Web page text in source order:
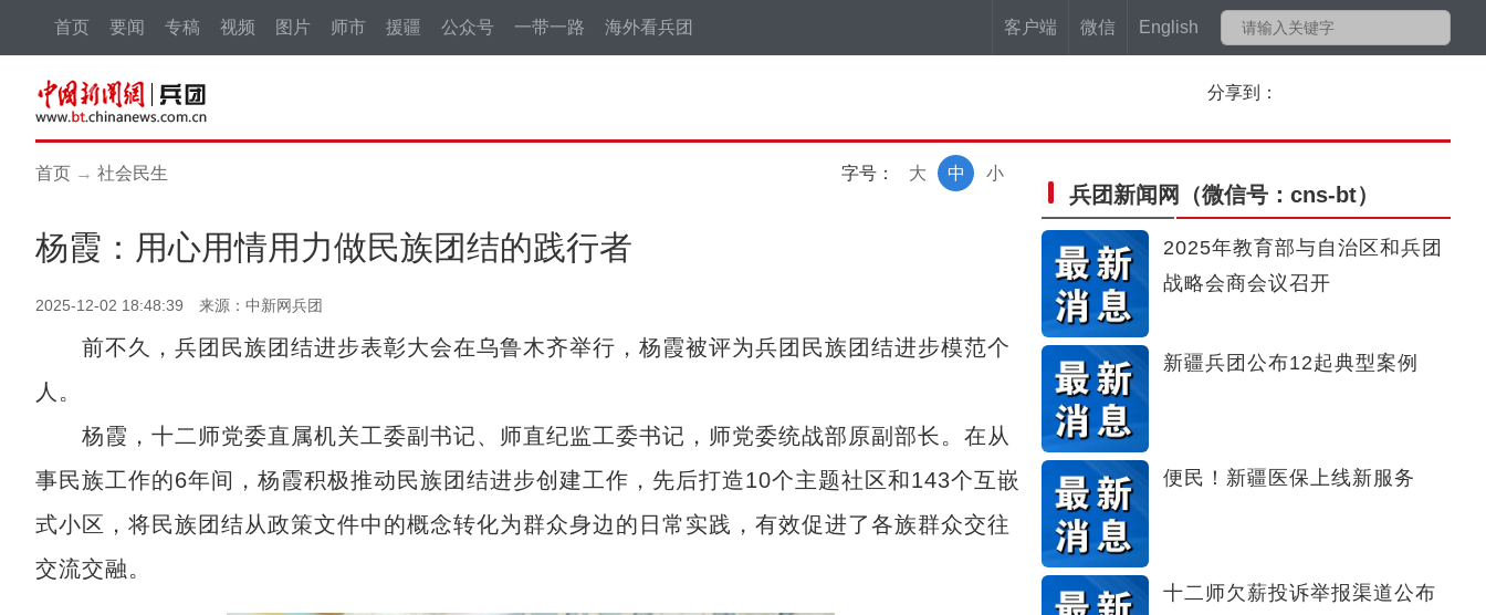
客户端 微信 English
首页 要闻 专稿 视频 图片 师市 援疆 公众号 一带一路 海外看兵团
分享到：
首页 → 社会民生 字号： 小
中
大
杨霞：用心用情用力做民族团结的践行者
2025-12-02 18:48:39 来源：中新网兵团
前不久，兵团民族团结进步表彰大会在乌鲁木齐举行，杨霞被评为兵团民族团结进步模范个
人。
杨霞，十二师党委直属机关工委副书记、师直纪监工委书记，师党委统战部原副部长。在从
事民族工作的6年间，杨霞积极推动民族团结进步创建工作，先后打造10个主题社区和143个互嵌
式小区，将民族团结从政策文件中的概念转化为群众身边的日常实践，有效促进了各族群众交往
交流交融。
兵团新闻网 （微信号：cns-bt）
2025年教育部与自治区和兵团
战略会商会议召开
新疆兵团公布12起典型案例
便民！新疆医保上线新服务
十二师欠薪投诉举报渠道公布